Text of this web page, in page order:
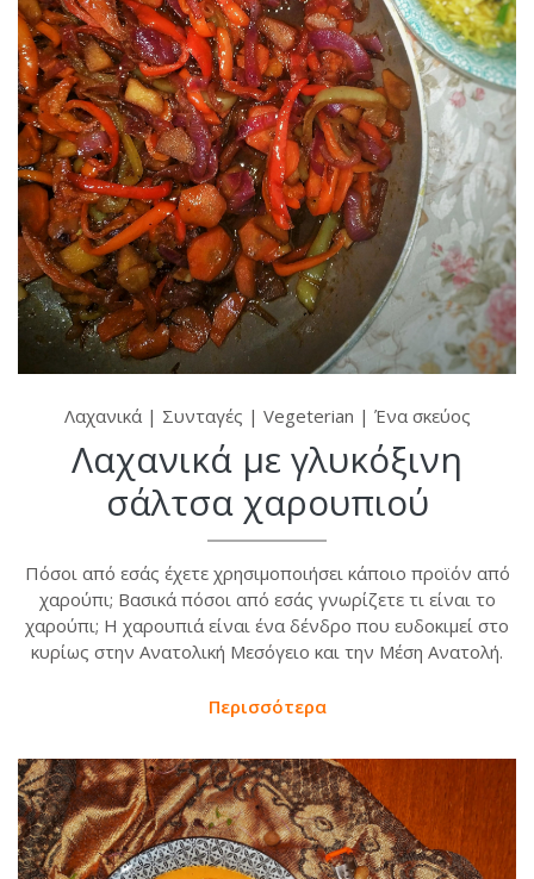
Λαχανικά| Συνταγές | Vegeterian | Ένα σκεύος
Λαχανικά με γλυκόξινη
σάλτσα χαρουπιού
Πόσοι από εσάς έχετε χρησιμοποιήσει κάποιο προϊόν από
χαρούπι; Βασικά πόσοι από εσάς γνωρίζετε τι είναι το
χαρούπι; Η χαρουπιά είναι ένα δένδρο που ευδοκιμεί στο
κυρίως στην Ανατολική Μεσόγειο και την Μέση Ανατολή.
Περισσότερα